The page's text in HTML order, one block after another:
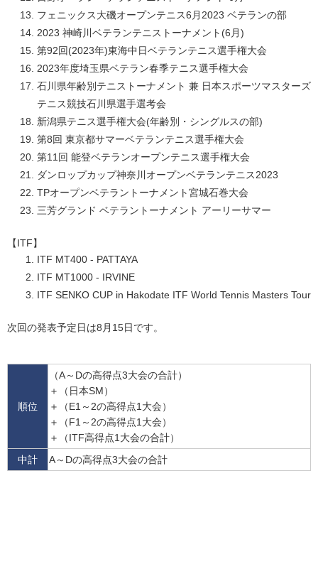
フェニックス大磯オープンテニス6月2023 ベテランの部
2023 神崎川ベテランテニストーナメント(6月)
第92回(2023年)東海中日ベテランテニス選手権大会
2023年度埼玉県ベテラン春季テニス選手権大会
石川県年齢別テニストーナメント 兼 日本スポーツマスターズ
テニス競技石川県選手選考会
新潟県テニス選手権大会(年齢別・シングルスの部)
第8回 東京都サマーベテランテニス選手権大会
第11回 能登ベテランオープンテニス選手権大会
ダンロップカップ神奈川オープンベテランテニス2023
TPオープンベテラントーナメント宮城石巻大会
三芳グランド ベテラントーナメント アーリーサマー
【ITF】
ITF MT400 - PATTAYA
ITF MT1000 - IRVINE
ITF SENKO CUP in Hakodate ITF World Tennis Masters Tour
次回の発表予定日は8月15日です。
順位
（A～Dの高得点3大会の合計）
＋（日本SM）
＋（E1～2の高得点1大会）
＋（F1～2の高得点1大会）
＋（ITF高得点1大会の合計）
中計
A～Dの高得点3大会の合計